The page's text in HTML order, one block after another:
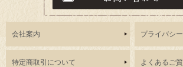
会社案内 プライバシ
特定商取引について よくあるご